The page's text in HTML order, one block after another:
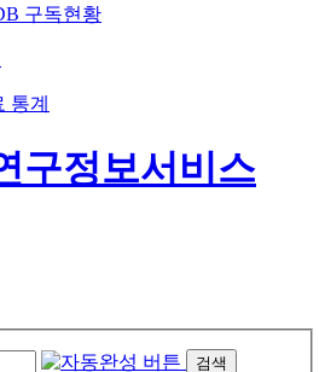
구독현황
통계
검색